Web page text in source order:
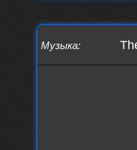
Музыка: